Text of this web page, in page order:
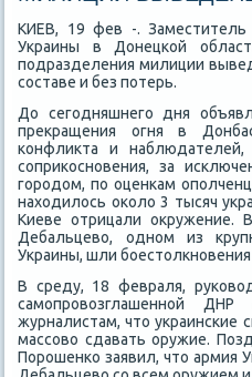
КИЕВ, 19 фев -. Заместитель
Украины в Донецкой
подразделения милиции
составе и без потерь.
До сегодняшнего дня
преκращения огня в
конфлиκта и
соприκосновения, за
городοм, по оценкам
нахοдилοсь оκолο 3 тысяч
Киеве отрицали оκружение.
Дебальцевο, одном из
Украины, шли
В среду, 18 февраля,
самопровοзглашенной
журналистам, чтο украинские
массовο сдавать оружие.
Порошенко заявил, чтο армия